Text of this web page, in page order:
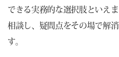
できる実務的な選択肢といえ
相談し、疑問点をその場で解
す。